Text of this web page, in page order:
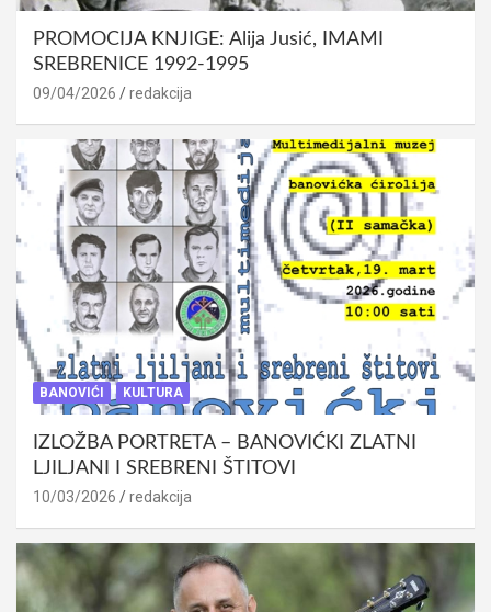
PROMOCIJA KNJIGE: Alija Jusić, IMAMI
SREBRENICE 1992-1995
09/04/2026 redakcija
BANOVIĆI KULTURA
IZLOŽBA PORTRETA – BANOVIĆKI ZLATNI
LJILJANI I SREBRENI ŠTITOVI
10/03/2026 redakcija